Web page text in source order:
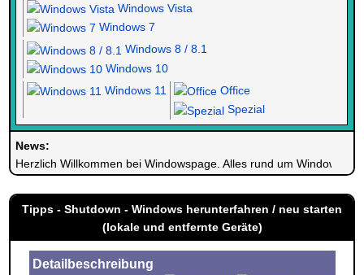
Windows Vista
Windows 7
Windows 8 / 8.1
Windows 10
Windows 11
Office
Spezial
News:
Herzlich Willkommen bei Windowspage. Alles rund um Windows.
Tipps - Shutdown - Windows herunterfahren / neu starten
(lokale und entfernte Geräte)
Detailbeschreibung